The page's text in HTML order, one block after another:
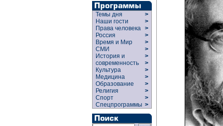
Темы дня
>
Наши гости
>
Права человека >
Россия
>
Время и Мир
>
СМИ
>
История и
современность
>
>
Культура
>
Медицина
>
Образование
>
Религия
>
Спорт
>
Спецпрограммы >